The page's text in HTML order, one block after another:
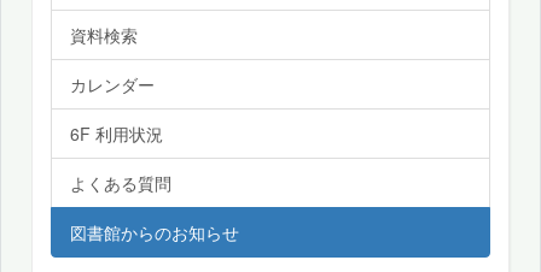
資料検索
カレンダー
6F 利用状況
よくある質問
図書館からのお知らせ